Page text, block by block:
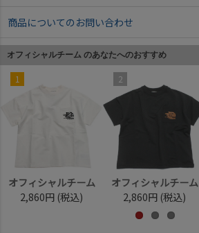
商品についてのお問い合わせ
オフィシャルチーム のあなたへのおすすめ
1
オフィシャルチーム
2,860円 (税込)
2
オフィシャルチーム
2,860円 (税込)